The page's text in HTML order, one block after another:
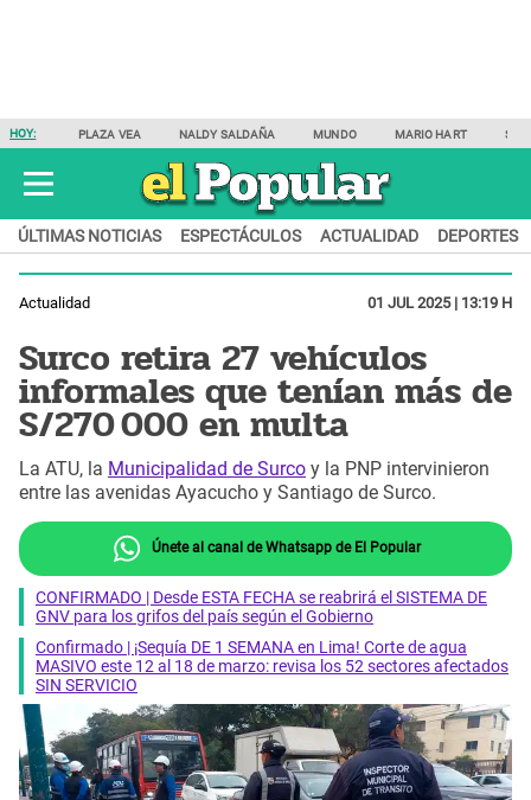
HOY: PLAZA VEA NALDY SALDAÑA MUNDO MARIO HART
ÚLTIMAS NOTICIAS ESPECTÁCULOS ACTUALIDAD DEPORTES
Actualidad 01 JUL 2025 | 13:19 H
Surco retira 27 vehículos
informales que tenían más de
S/270 000 en multa
La ATU, la Municipalidad de Surco y la PNP intervinieron
entre las avenidas Ayacucho y Santiago de Surco.
Únete al canal de Whatsapp de El Popular
CONFIRMADO | Desde ESTA FECHA se reabrirá el SISTEMA DE
GNV para los grifos del país según el Gobierno
Confirmado | ¡Sequía DE 1 SEMANA en Lima! Corte de agua
MASIVO este 12 al 18 de marzo: revisa los 52 sectores afectados
SIN SERVICIO